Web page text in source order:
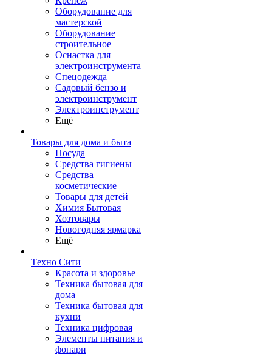
Оборудование для
мастерской
Оборудование
строительное
Оснастка для
электроинструмента
Спецодежда
Садовый бензо и
электроинструмент
Электроинструмент
Ещё
Товары для дома и быта
Посуда
Средства гигиены
Средства
косметические
Товары для детей
Химия Бытовая
Хозтовары
Новогодняя ярмарка
Ещё
Техно Сити
Красота и здоровье
Техника бытовая для
дома
Техника бытовая для
кухни
Техника цифровая
Элементы питания и
фонари